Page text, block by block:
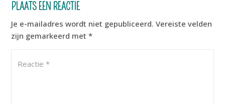
PLAATS EEN REACTIE
Je e-mailadres wordt niet gepubliceerd. Vereiste velden
zijn gemarkeerd met*